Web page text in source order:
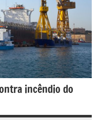
incêndio do